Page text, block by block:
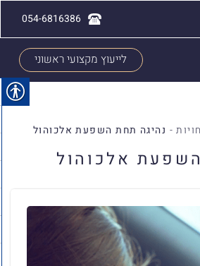
054-6816386
לייעוץ מקצועי ראשוני
- נהיגה תחת השפעת אלכוהול
אלכוהול